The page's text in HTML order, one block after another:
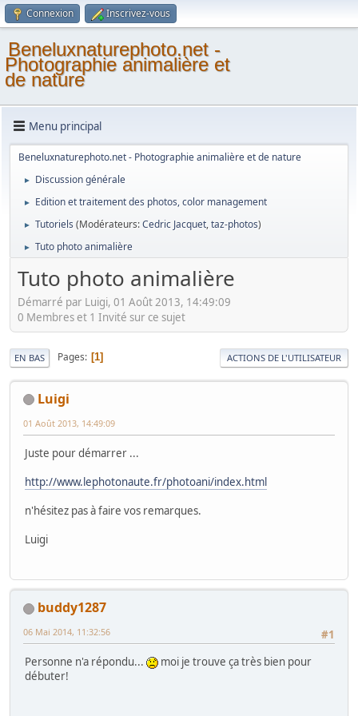
Connexion Inscrivez-vous
Beneluxnaturephoto.net -
Photographie animalière et
de nature
Menu principal
Beneluxnaturephoto.net - Photographie animalière et de nature
► Discussion générale
► Edition et traitement des photos, color management
► Tutoriels (Modérateurs:Cedric Jacquet,taz-photos)
► Tuto photo animalière
Tuto photo animalière
Démarré par Luigi, 01 Août 2013, 14:49:09
0 Membres et 1 Invité sur ce sujet
EN BAS Pages 1 ACTIONS DE L'UTILISATEUR
Luigi
01 Août 2013, 14:49:09
Juste pour démarrer ...
http://www.lephotonaute.fr/photoani/index.html
n'hésitez pas à faire vos remarques.
Luigi
buddy1287
#1
06 Mai 2014, 11:32:56
Personne n'a répondu...
moi je trouve ça très bien pour
débuter!